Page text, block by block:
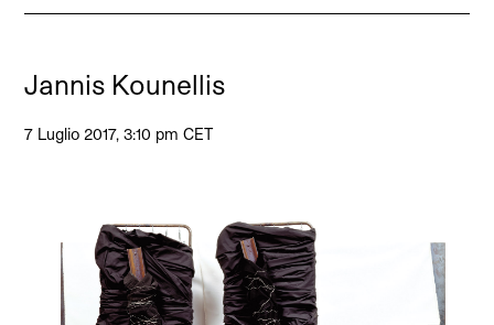
Jannis Kounellis
7 Luglio 2017, 3:10 pm CET